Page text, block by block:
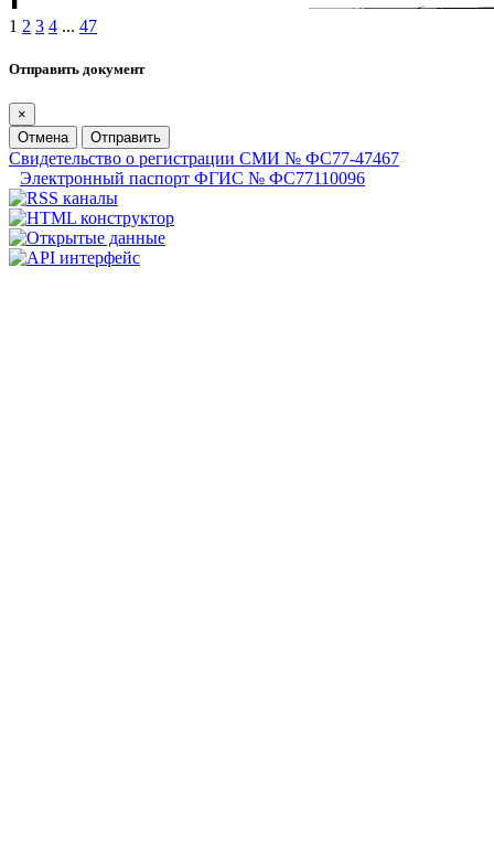
1 2 3 4 ... 47
Отправить документ
×
Отмена
Отправить
Свидетельство о регистрации СМИ № ФС77-47467
Электронный паспорт ФГИС № ФС77110096